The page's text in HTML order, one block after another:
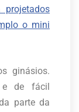
projetados
o mini
ginásios.
e de fácil
parte da